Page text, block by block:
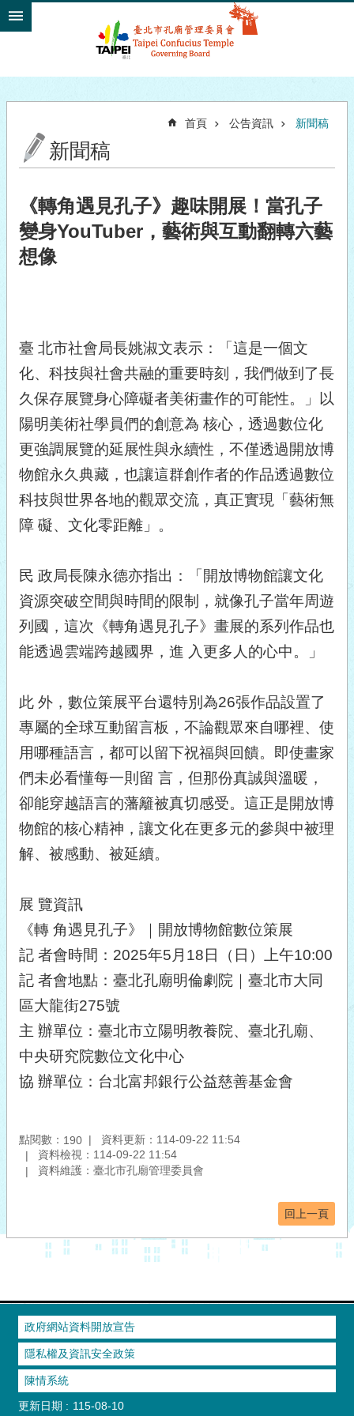
跳到主要內容區塊
首頁 公告資訊 新聞稿
新聞稿
《轉角遇見孔子》趣味開展！當孔子
變身YouTuber，藝術與互動翻轉六藝
想像
臺 北市社會局長姚淑文表示：「這是一個文
化、科技與社會共融的重要時刻，我們做到了長
久保存展覽身心障礙者美術畫作的可能性。」以
陽明美術社學員們的創意為 核心，透過數位化
更強調展覽的延展性與永續性，不僅透過開放博
物館永久典藏，也讓這群創作者的作品透過數位
科技與世界各地的觀眾交流，真正實現「藝術無
障 礙、文化零距離」。
民 政局長陳永德亦指出：「開放博物館讓文化
資源突破空間與時間的限制，就像孔子當年周遊
列國，這次《轉角遇見孔子》畫展的系列作品也
能透過雲端跨越國界，進 入更多人的心中。」
此 外，數位策展平台還特別為26張作品設置了
專屬的全球互動留言板，不論觀眾來自哪裡、使
用哪種語言，都可以留下祝福與回饋。即使畫家
們未必看懂每一則留 言，但那份真誠與溫暖，
卻能穿越語言的藩籬被真切感受。這正是開放博
物館的核心精神，讓文化在更多元的參與中被理
解、被感動、被延續。
展 覽資訊
《轉 角遇見孔子》｜開放博物館數位策展
記 者會時間：2025年5月18日（日）上午10:00
記 者會地點：臺北孔廟明倫劇院｜臺北市大同
區大龍街275號
主 辦單位：臺北市立陽明教養院、臺北孔廟、
中央研究院數位文化中心
協 辦單位：台北富邦銀行公益慈善基金會
點閱數： 190
資料更新：114-09-22 11:54
資料檢視：114-09-22 11:54
資料維護：臺北市孔廟管理委員會
回上一頁
政府網站資料開放宣告
隱私權及資訊安全政策
陳情系統
更新日期
115-08-10